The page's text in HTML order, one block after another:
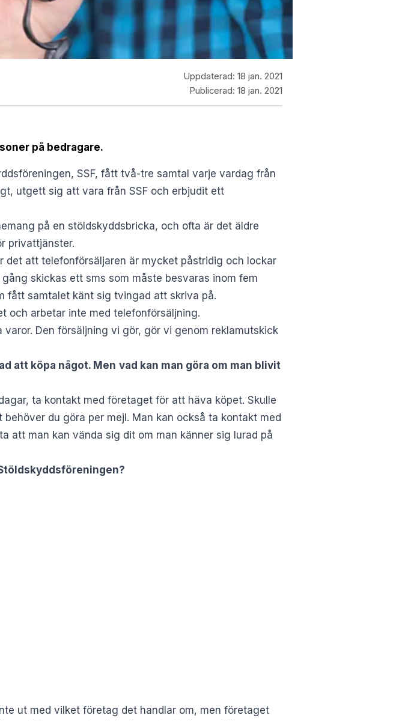
Uppdaterad: 18 jan. 2021
Publicerad: 18 jan. 2021
på bedragare.
SSF, fått två-tre samtal varje vardag från
utgett sig att vara från SSF och erbjudit ett
på en stöldskyddsbricka, och ofta är det äldre
privattjänster.
det att telefonförsäljaren är mycket påstridig och lockar
skickas ett sms som måste besvaras inom fem
fått samtalet känt sig tvingad att skriva på.
och arbetar inte med telefonförsäljning.
Den försäljning vi gör, gör vi genom reklamutskick
att köpa något. Men vad kan man göra om man blivit
ta kontakt med företaget för att häva köpet. Skulle
du göra per mejl. Man kan också ta kontakt med
att man kan vända sig dit om man känner sig lurad på
ut med vilket företag det handlar om, men företaget